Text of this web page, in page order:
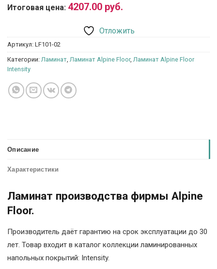
Итоговая цена: 4207.00 руб.
Отложить
Артикул: LF101-02
Категории: Ламинат Ламинат Alpine Floor, Ламинат Alpine Floor
Intensity
Описание
Характеристики
Ламинат производства фирмы Alpine
Floor.
Производитель даёт гарантию на срок эксплуатации до 30
лет. Товар входит в каталог коллекции ламинированных
напольных покрытий: Intensity.